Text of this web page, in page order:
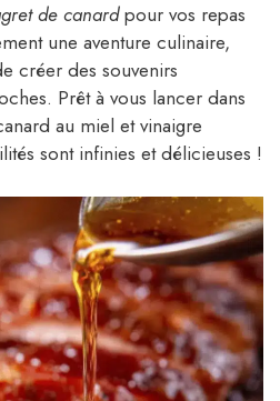
de canardpour vos repas
une aventure culinaire,
créer des souvenirs
Prêt à vous lancer dans
au miel et vinaigre
sont infinies et délicieuses !